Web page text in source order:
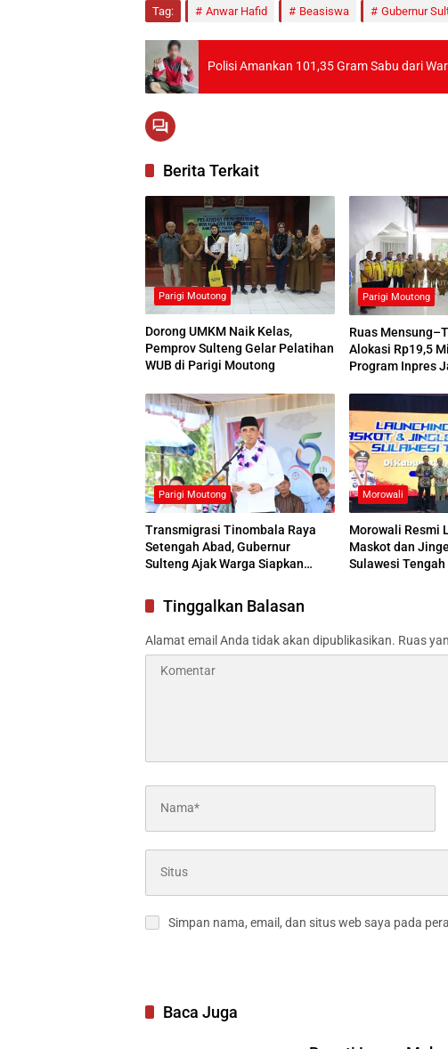
Tag: Anwar Hafid Beasiswa Gubernur
Polisi Amankan 101,35 Gram Sabu dari
Berita Terkait
Parigi Moutong
Dorong UMKM Naik Kelas,
Pemprov Sulteng Gelar Pelatihan
WUB di Parigi Moutong
Parigi Moutong
Ruas
Alokasi Rp19,5
Program Inpres
Parigi Moutong
Transmigrasi Tinombala Raya
Setengah Abad, Gubernur
Sulteng Ajak Warga Siapkan
Morowali
Morowali Resmi
Maskot dan
Sulawesi Tengah
Tinggalkan Balasan
Alamat email Anda tidak akan dipublikasikan. Ruas
Simpan nama, email, dan situs web saya pada
Baca Juga